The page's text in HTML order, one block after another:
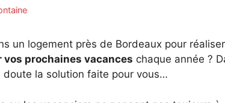
un logement près de Bordeaux pour
vos prochaines vacances chaque année ?
doute la solution faite pour vous…